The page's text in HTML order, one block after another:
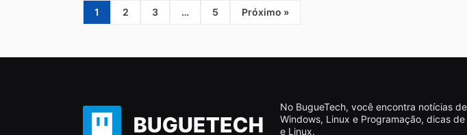
1 2 3 … 5 Próximo »
No BugueTech, você encontra notícias
Windows, Linux e Programação, dicas
e Linux.